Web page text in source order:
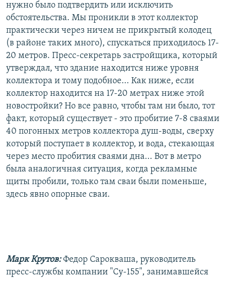
нужно было подтвердить или исключить
обстоятельства. Мы проникли в этот коллектор
практически через ничем не прикрытый колодец
(в районе таких много), спускаться приходилось 17-
20 метров. Пресс-секретарь застройщика, который
утверждал, что здание находится ниже уровня
коллектора и тому подобное... Как ниже, если
коллектор находится на 17-20 метрах ниже этой
новостройки? Но все равно, чтобы там ни было, тот
факт, который существует - это пробитие 7-8 сваями
40 погонных метров коллектора душ-воды, сверху
который поступает в коллектор, и вода, стекающая
через место пробития сваями дна... Вот в метро
была аналогичная ситуация, когда рекламные
щиты пробили, только там сваи были поменьше,
здесь явно опорные сваи.
Марк Крутов:Федор Сарокваша, руководитель
пресс-службы компании "Су-155", занимавшейся